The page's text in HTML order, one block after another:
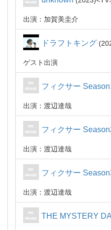
出演：加賀美圭介
ドラフトキング
ゲスト出演
フィクサー
出演：渡辺達哉
フィクサー
出演：渡辺達哉
フィクサー
出演：渡辺達哉
THE MYSTERY